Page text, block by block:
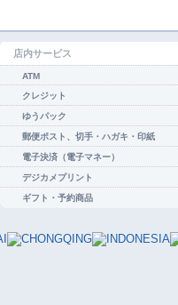
店内サービス
ATM
クレジット
ゆうパック
郵便ポスト、切手・ハガキ・印紙
電子決済（電子マネー）
デジカメプリント
ギフト・予約商品